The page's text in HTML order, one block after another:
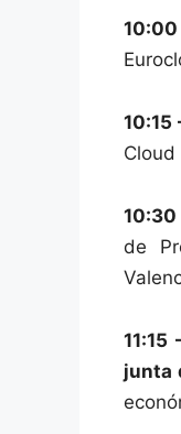
10:15
Cloud
10:30
de
junta